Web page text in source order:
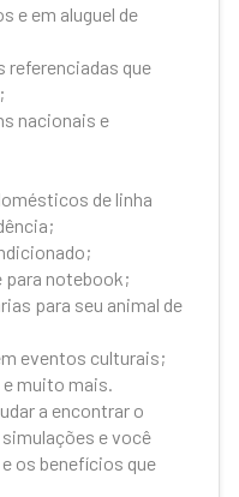
e em aluguel de
que
nacionais e
de linha
para notebook;
para seu animal de
eventos culturais;
muito mais.
a encontrar o
e você
os benefícios que